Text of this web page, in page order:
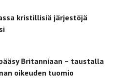
kristillisiä järjestöjä
Britanniaan – taustalla
oikeuden tuomio